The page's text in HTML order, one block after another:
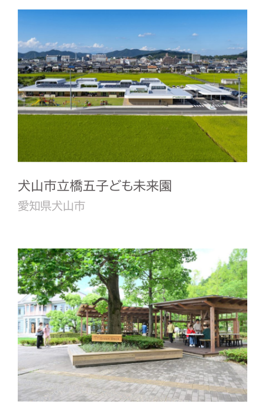
犬山市立橋五子ども未来園
愛知県犬山市